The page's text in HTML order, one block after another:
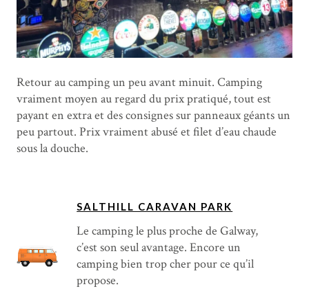
Retour au camping un peu avant minuit. Camping
vraiment moyen au regard du prix pratiqué, tout est
payant en extra et des consignes sur panneaux géants un
peu partout. Prix vraiment abusé et filet d’eau chaude
sous la douche.
SALTHILL CARAVAN PARK
Le camping le plus proche de Galway,
c’est son seul avantage. Encore un
camping bien trop cher pour ce qu’il
propose.